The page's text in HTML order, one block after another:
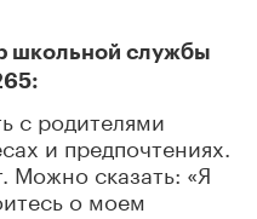
школьной службы
с родителями
и предпочтениях.
Можно сказать: «Я
о моем